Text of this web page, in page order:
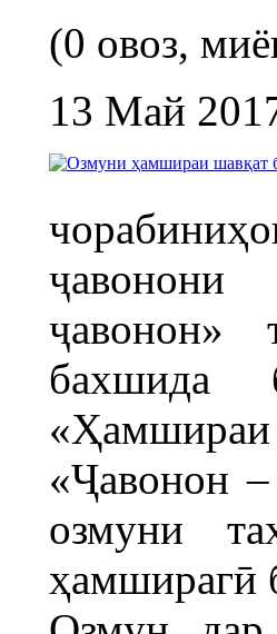
(0 овоз,
13 Май
ҷавонон»
бахшида
«Ҷавонон
озмуни
ҳамширагӣ